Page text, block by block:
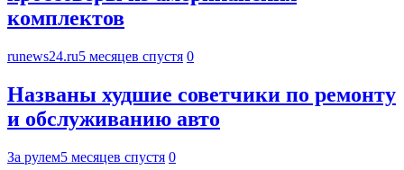
комплектов
runews24.ru5 месяцев спустя 0
Названы худшие советчики по ремонту
и обслуживанию авто
За рулем5 месяцев спустя 0